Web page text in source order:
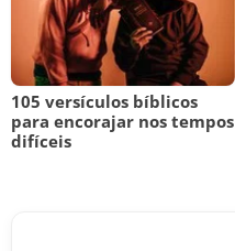
105 versículos bíblicos
para encorajar nos tempos
difíceis